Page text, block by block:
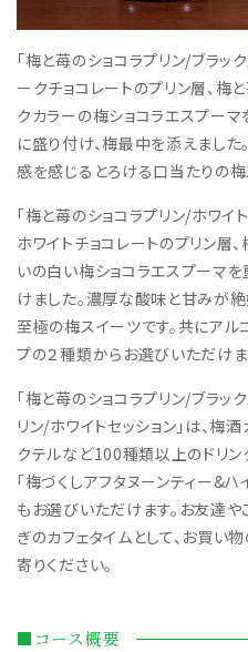
「梅と苺のショコラプリン/ブラッ
ークチョコレートのプリン層、梅
クカラーの梅ショコラエスプー
に盛り付け、梅最中を添えまし
感を感じるとろける口当たりの梅
「梅と苺のショコラプリン/ホワイ
ホワイトチョコレートのプリン層
いの白い梅ショコラエスプーマ
けました。濃厚な酸味と甘みが
至極の梅スイーツです。共にアル
プの２種類からお選びいただけま
「梅と苺のショコラプリン/ブラッ
リン/ホワイトセッション」は、梅
クテルなど100種類以上のドリ
「梅づくしアフタヌーンティー&
もお選びいただけます。お友達
ぎのカフェタイムとして、お買い
寄りください。
■コース概要